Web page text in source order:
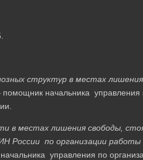
структур в местах лишения
начальника управления
в местах лишения свободы,
России по организации работы
управления по